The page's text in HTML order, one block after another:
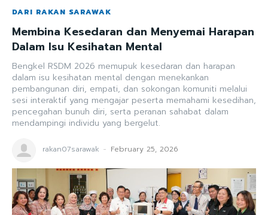
DARI RAKAN SARAWAK
Membina Kesedaran dan Menyemai Harapan
Dalam Isu Kesihatan Mental
Bengkel RSDM 2026 memupuk kesedaran dan harapan
dalam isu kesihatan mental dengan menekankan
pembangunan diri, empati, dan sokongan komuniti melalui
sesi interaktif yang mengajar peserta memahami kesedihan,
pencegahan bunuh diri, serta peranan sahabat dalam
mendampingi individu yang bergelut.
rakan07sarawak - February 25, 2026